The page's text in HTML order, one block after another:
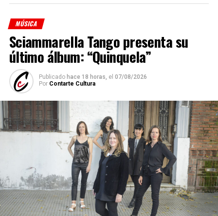
MÚSICA
Sciammarella Tango presenta su
último álbum: “Quinquela”
Publicado hace 18 horas, el 07/08/2026
Por Contarte Cultura